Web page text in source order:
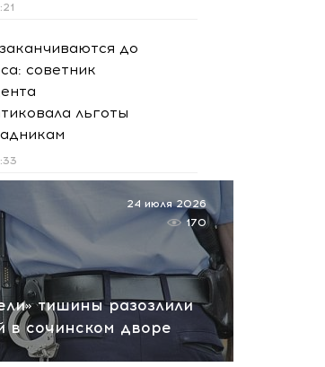
до
советник
льготы
иностранцев: зачем
картели
людей на
интернет-сбой
Россию:
тишины разозлили
в сочинском дворе
24 июля 2026
170